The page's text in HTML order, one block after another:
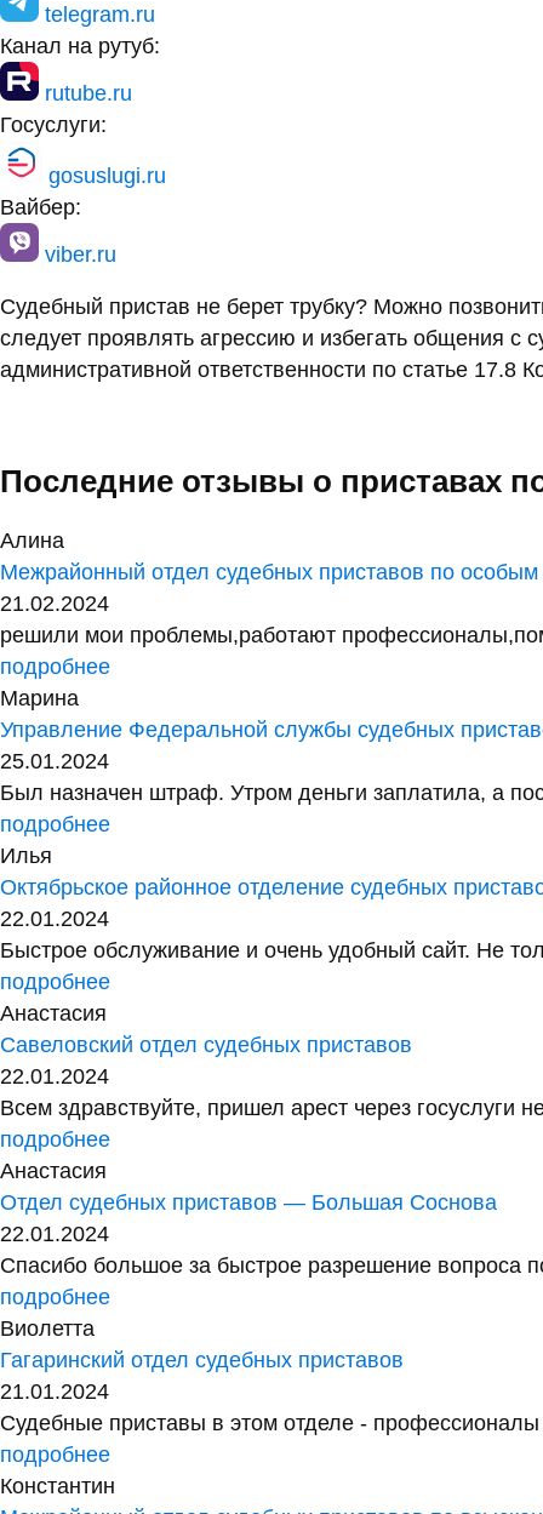
telegram.ru
Канал на рутуб:
rutube.ru
Госуслуги:
gosuslugi.ru
Вайбер:
viber.ru
Судебный пристав не берет трубку? Можно
следует проявлять агрессию и избегать общения
административной ответственности по статье 17.8
Последние отзывы о приставах
Алина
Межрайонный отдел судебных приставов по
21.02.2024
решили мои проблемы,работают
подробнее
Марина
Управление Федеральной службы судебных
25.01.2024
Был назначен штраф. Утром деньги заплатила, а
подробнее
Илья
Октябрьское районное отделение судебных
22.01.2024
Быстрое обслуживание и очень удобный сайт. Не
подробнее
Анастасия
Савеловский отдел судебных приставов
22.01.2024
Всем здравствуйте, пришел арест через госуслуги
подробнее
Анастасия
Отдел судебных приставов — Большая Соснова
22.01.2024
Спасибо большое за быстрое разрешение вопроса
подробнее
Виолетта
Гагаринский отдел судебных приставов
21.01.2024
Судебные приставы в этом отделе -
подробнее
Константин